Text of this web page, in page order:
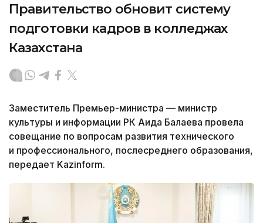
Правительство обновит систему
подготовки кадров в колледжах
Казахстана
Заместитель Премьер-министра — министр
культуры и информации РК Аида Балаева провела
совещание по вопросам развития технического
и профессионального, послесреднего образования,
передает Kazinform.